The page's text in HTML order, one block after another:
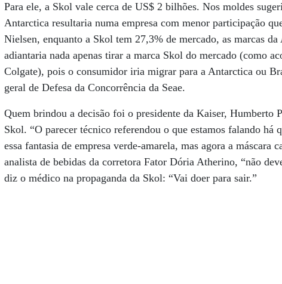
Para ele, a Skol vale cerca de US$ 2 bilhões. Nos moldes
Antarctica resultaria numa empresa com menor participação
Nielsen, enquanto a Skol tem 27,3% de mercado, as marcas
adiantaria nada apenas tirar a marca Skol do mercado (como
Colgate), pois o consumidor iria migrar para a Antarctica ou
geral de Defesa da Concorrência da Seae.
Quem brindou a decisão foi o presidente da Kaiser, Humberto
Skol. “O parecer técnico referendou o que estamos falando há
essa fantasia de empresa verde-amarela, mas agora a máscara
analista de bebidas da corretora Fator Dória Atherino, “não
diz o médico na propaganda da Skol: “Vai doer para sair.”